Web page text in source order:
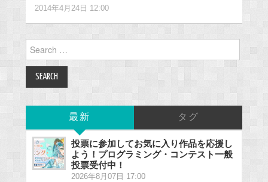
2014年4月24日 12:00
Search
for:
最新 タグ
投票に参加してお気に入り作品を応援し
よう！プログラミング・コンテスト一般
投票受付中！
2026年8月07日 17:00